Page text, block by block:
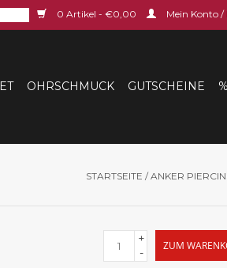
0 Artikel - €0,00 Mein Konto
OHRSCHMUCK GUTSCHEINE
STARTSEITE /ANKER
+
-
ZUM